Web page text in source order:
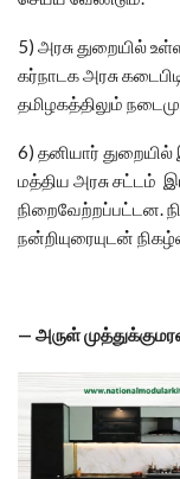
5) அரசு துறையில்
கர்நாடக அரசு
தமிழகத்திலும்
6) தனியார்
மத்திய அரசு சட்டம்
நிறைவேற்றப்பட்டன.
நன்றியுரையுடன்
— அருள்